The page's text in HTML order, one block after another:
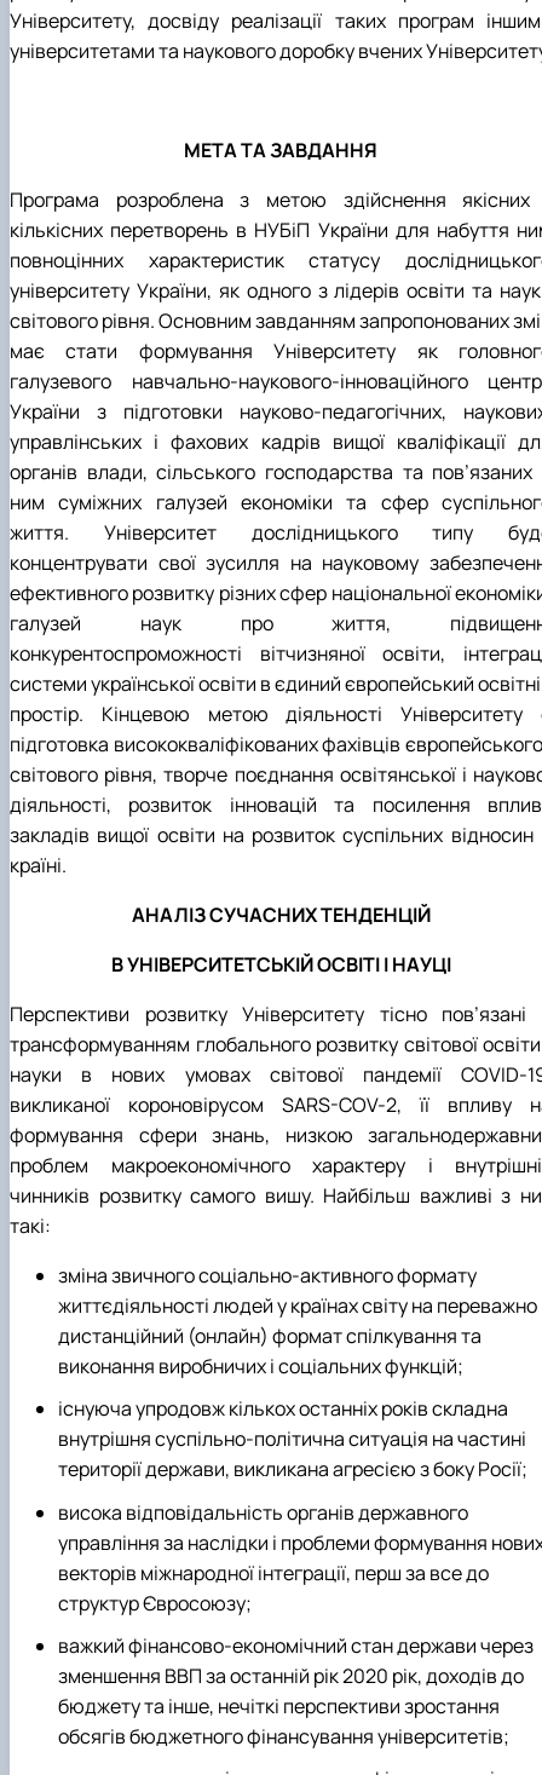
Університету, досвіду реалізації таких програм
університетами та наукового доробку вчених
МЕТА ТА ЗАВДАННЯ
Програма розроблена з метою здійснення якісних
кількісних перетворень в НУБіП України для набуття
повноцінних характеристик статусу
університету України, як одного з лідерів освіти та
світового рівня. Основним завданням запропонованих
має стати формування Університету як
галузевого навчально-наукового-інноваційного
України з підготовки науково-педагогічних,
управлінських і фахових кадрів вищої кваліфікації
органів влади, сільського господарства та пов’язаних
ним суміжних галузей економіки та сфер
життя. Університет дослідницького типу
концентрувати свої зусилля на науковому
ефективного розвитку різних сфер національної
галузей наук про життя,
конкурентоспроможності вітчизняної освіти,
системи української освіти в єдиний європейський
простір. Кінцевою метою діяльності Університету
підготовка висококваліфікованих фахівців європейського
світового рівня, творче поєднання освітянської і
діяльності, розвиток інновацій та посилення
закладів вищої освіти на розвиток суспільних відносин
країні.
АНАЛІЗ СУЧАСНИХ ТЕНДЕНЦІЙ
В УНІВЕРСИТЕТСЬКІЙ ОСВІТІ І НАУЦІ
Перспективи розвитку Університету тісно пов’язані
трансформуванням глобального розвитку світової освіти
науки в нових умовах світової пандемії COVID-
викликаної короновірусом SARS-COV-2, її впливу
формування сфери знань, низкою
проблем макроекономічного характеру і
чинників розвитку самого вишу. Найбільш важливі з
такі:
зміна звичного соціально-активного формату
життєдіяльності людей у країнах світу на переважно
дистанційний (онлайн) формат спілкування та
виконання виробничих і соціальних функцій;
існуюча упродовж кількох останніх років складна
внутрішня суспільно-політична ситуація на частині
території держави, викликана агресією з боку Росії;
висока відповідальність органів державного
управління за наслідки і проблеми формування
векторів міжнародної інтеграції, перш за все до
структур Євросоюзу;
важкий фінансово-економічний стан держави через
зменшення ВВП за останній рік 2020 рік, доходів до
бюджету та інше, нечіткі перспективи зростання
обсягів бюджетного фінансування університетів;